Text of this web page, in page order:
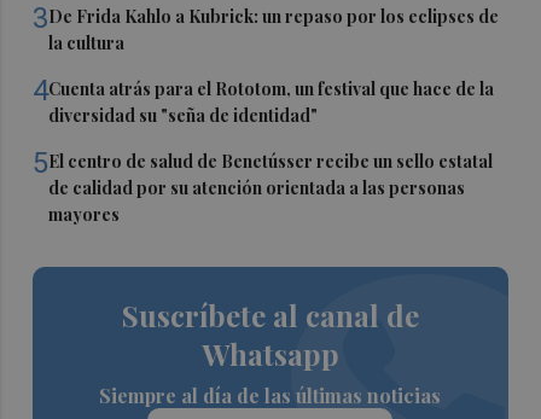
3De Frida Kahlo a Kubrick: un repaso por los eclipses de
la cultura
4Cuenta atrás para el Rototom, un festival que hace de la
diversidad su "seña de identidad"
5El centro de salud de Benetússer recibe un sello estatal
de calidad por su atención orientada a las personas
mayores
Suscríbete al canal de
Whatsapp
Siempre al día de las últimas noticias